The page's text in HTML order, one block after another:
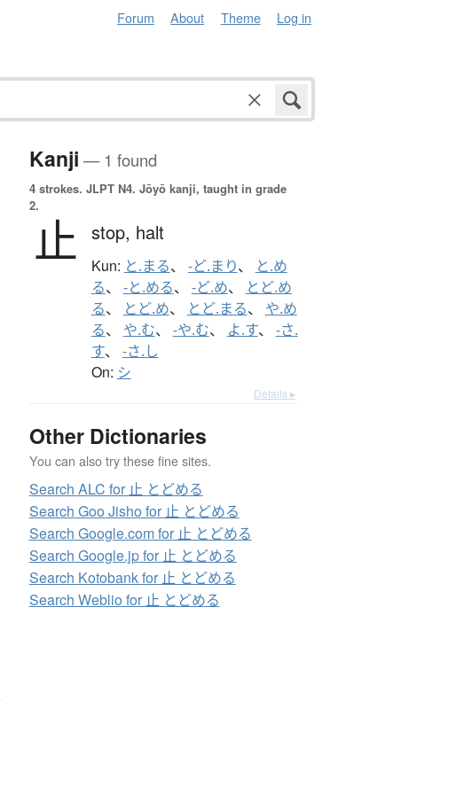
Forum About Theme Log in
Kanji — 1 found
4 strokes. JLPT N4. Jōyō kanji, taught in grade
2.
止 stop, halt
Kun: と.まる、 -ど.まり、
と.め
る、 -と.める、 -ど.め、
とど.め
る、 とど.め、 とど.まる、 や.め
る、 や.む、 -や.む、 よ.す、 -さ.
す、 -さ.し
On: シ
Details ▸
Other Dictionaries
You can also try these fine sites.
Search ALC for 止 とどめる
Search Goo Jisho for 止 とどめる
Search Google.com for 止 とどめる
Search Google.jp for 止 とどめる
Search Kotobank for 止 とどめる
Search Weblio for 止 とどめる